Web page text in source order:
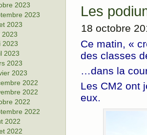
2023
2023
2023
2023
2023
2023
2023
2023
2022
2022
2022
2022
2022
2022
Les
18 octobre
Ce matin, «
des classes
…dans la
Les CM2 ont
eux.